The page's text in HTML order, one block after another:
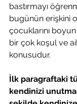
bastırmayı
bugünün erişkini
çocuklarını
bir çok koşul ve
konusudur.
İlk paragraftaki
kendinizi